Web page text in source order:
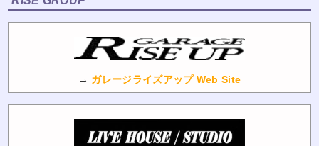
→ ガレージライズアップ Web Site